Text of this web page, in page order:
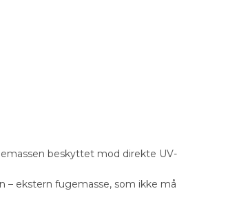
beskyttet mod direkte UV-
– ekstern fugemasse, som ikke må